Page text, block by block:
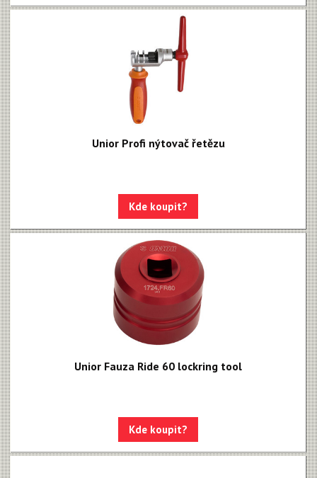
Unior Profi nýtovač řetězu
Kde koupit?
Unior Fauza Ride 60 lockring tool
Kde koupit?